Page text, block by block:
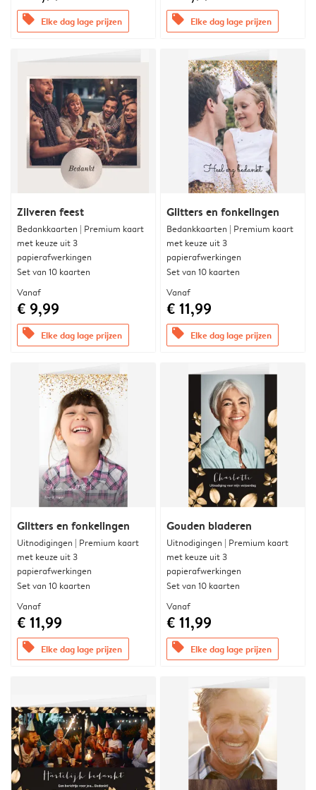
offers Elke dag lage prijzen offers Elke dag lage prijzen
Zilveren feest
Bedankkaarten | Premium kaart
met keuze uit 3
papierafwerkingen
Set van 10 kaarten
Vanaf
€ 9,99
offers Elke dag lage prijzen
Glitters en fonkelingen
Bedankkaarten | Premium kaart
met keuze uit 3
papierafwerkingen
Set van 10 kaarten
Vanaf
€ 11,99
offers Elke dag lage prijzen
Glitters en fonkelingen
Uitnodigingen | Premium kaart
met keuze uit 3
papierafwerkingen
Set van 10 kaarten
Vanaf
€ 11,99
offers Elke dag lage prijzen
Gouden bladeren
Uitnodigingen | Premium kaart
met keuze uit 3
papierafwerkingen
Set van 10 kaarten
Vanaf
€ 11,99
offers Elke dag lage prijzen